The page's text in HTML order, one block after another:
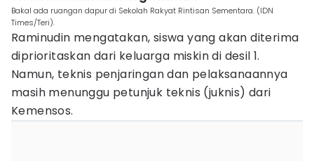
Bakal ada ruangan dapur di Sekolah Rakyat Rintisan Sementara. (IDN
Times/Teri).
Raminudin mengatakan, siswa yang akan diterima
diprioritaskan dari keluarga miskin di desil 1.
Namun, teknis penjaringan dan pelaksanaannya
masih menunggu petunjuk teknis (juknis) dari
Kemensos.